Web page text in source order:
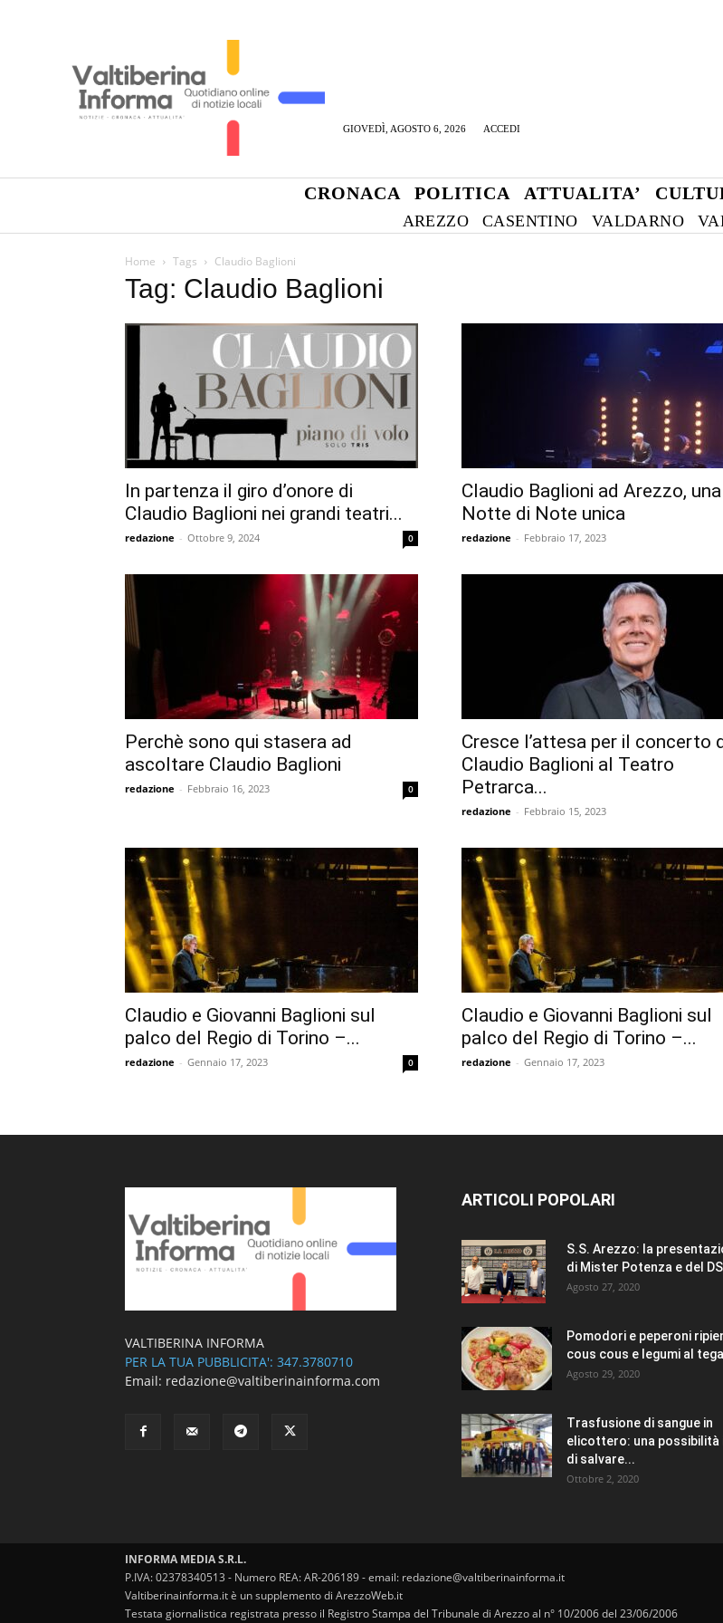
GIOVEDÌ, AGOSTO 6, 2026 ACCEDI
CRONACA POLITICA ATTUALITA’
AREZZO CASENTINO VALDARNO
Home Tags Claudio Baglioni
Tag: Claudio Baglioni
In partenza il giro d’onore di
Claudio Baglioni nei grandi teatri...
redazione - Ottobre 9, 2024 0
Claudio Baglioni ad Arezzo, una
Notte di Note unica
redazione - Febbraio 17, 2023
Perchè sono qui stasera ad
ascoltare Claudio Baglioni
redazione - Febbraio 16, 2023 0
Cresce l’attesa per il concerto
Claudio Baglioni al Teatro
Petrarca...
redazione - Febbraio 15, 2023
Claudio e Giovanni Baglioni sul
palco del Regio di Torino –...
redazione - Gennaio 17, 2023 0
Claudio e Giovanni Baglioni sul
palco del Regio di Torino –...
redazione - Gennaio 17, 2023
VALTIBERINA INFORMA
PER LA TUA PUBBLICITA': 347.3780710
Email: redazione@valtiberinainforma.com
ARTICOLI POPOLARI
S.S. Arezzo: la
di Mister Potenza e del DS
Agosto 27, 2020
Pomodori e peperoni
cous cous e legumi al
Agosto 29, 2020
Trasfusione di sangue in
elicottero: una possibilità
di salvare...
Ottobre 2, 2020
INFORMA MEDIA S.R.L.
P.IVA: 02378340513 - Numero REA: AR-206189 - email: redazione@valtiberinainforma.it
Valtiberinainforma.it è un supplemento di ArezzoWeb.it
Testata giornalistica registrata presso il Registro Stampa del Tribunale di Arezzo al n° 10/2006 del 23/06/2006